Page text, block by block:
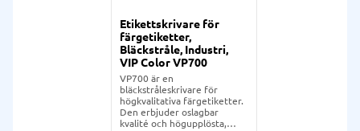
Etikettskrivare för
färgetiketter,
Bläckstråle, Industri,
VIP Color VP700
VP700 är en
bläckstråleskrivare för
högkvalitativa färgetiketter.
Den erbjuder oslagbar
kvalité och högupplösta,